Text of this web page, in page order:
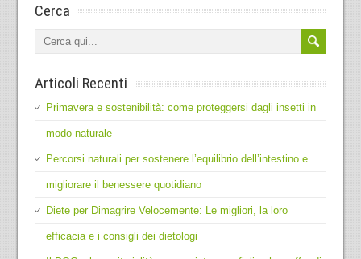
Cerca
Articoli Recenti
Primavera e sostenibilità: come proteggersi dagli insetti in
modo naturale
Percorsi naturali per sostenere l’equilibrio dell’intestino e
migliorare il benessere quotidiano
Diete per Dimagrire Velocemente: Le migliori, la loro
efficacia e i consigli dei dietologi